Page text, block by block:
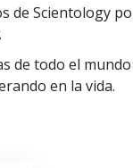
de Scientology
.
de todo el
en la vida.